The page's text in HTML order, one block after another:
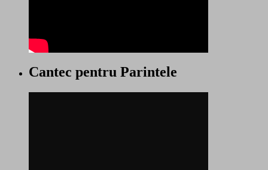
Cantec pentru Parintele